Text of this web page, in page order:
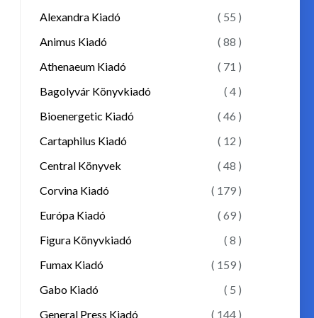
Alexandra Kiadó
( 55 )
Animus Kiadó
( 88 )
Athenaeum Kiadó
( 71 )
Bagolyvár Könyvkiadó
( 4 )
Bioenergetic Kiadó
( 46 )
Cartaphilus Kiadó
( 12 )
Central Könyvek
( 48 )
Corvina Kiadó
( 179 )
Európa Kiadó
( 69 )
Figura Könyvkiadó
( 8 )
Fumax Kiadó
( 159 )
Gabo Kiadó
( 5 )
General Press Kiadó
( 144 )